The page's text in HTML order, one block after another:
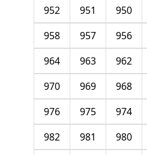
950
951
952
956
957
958
962
963
964
968
969
970
974
975
976
980
981
982